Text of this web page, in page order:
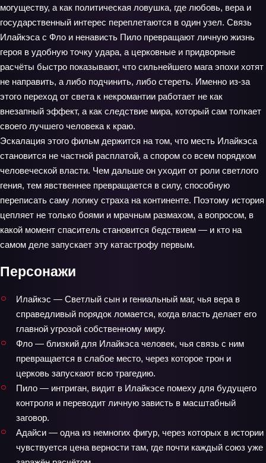
могуществу, а как политическая ловушка, где любовь, вера и
государственный интерес переплетаются в один узел. Связь
Илайкэса с Фло и ненависть Пило превращают личную жизнь
героя в удобную точку удара, а церковные и придворные
расчёты быстро показывают, что сильнейшего мага эпохи хотят
не направить, а либо подчинить, либо стереть. Именно из-за
этого переход от света к некромантии работает не как
внезапный эффект, а как следствие мира, который сам толкает
своего лучшего человека к краю.
Эскалация этого фильм держится на том, что месть Илайкэса
становится не частной расплатой, а спором со всем порядком
человеческой власти. Чем дальше он уходит от роли светлого
гения, тем явственнее превращается в силу, способную
переписать саму логику страха на континенте. Поэтому история
цепляет не только боями и мрачным размахом, а вопросом, в
какой момент спаситель становится бедствием — и кто на
самом деле запускает эту катастрофу первым.
Персонажи
Илайкэс — Светлый сын и гениальный маг, чья вера в
справедливый порядок ломается, когда власть делает его
главной угрозой собственному миру.
Фло — близкий для Илайкэса человек, чья связь с ним
превращается в слабое место, через которое трон и
церковь запускают всю трагедию.
Пило — интриган, видит в Илайкэсе помеху для будущего
контроля и переводит личную зависть в масштабный
заговор.
Адайси — одна из немногих фигур, через которых в истории
чувствуется цена верности там, где почти каждый союз уже